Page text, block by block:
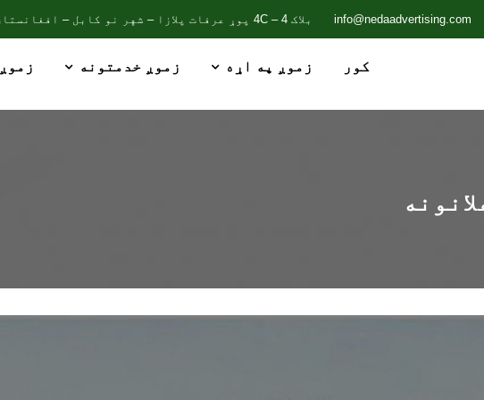
info@nedaadvertising.com بلاک 4C – 4 پوړ عرفات پلازا – شهر نو کابل – افغانستان
کور زموږ په اړه زموږ خدمتونه